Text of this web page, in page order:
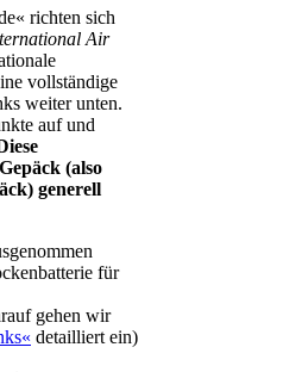
richten sich
Air
vollständige
weiter unten.
auf und
(also
generell
für
gehen wir
detailliert ein)